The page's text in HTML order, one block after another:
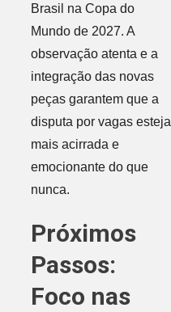
Brasil na Copa do
Mundo de 2027. A
observação atenta e a
integração das novas
peças garantem que a
disputa por vagas esteja
mais acirrada e
emocionante do que
nunca.
Próximos
Passos:
Foco nas